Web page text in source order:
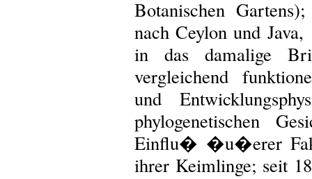
Botanischen
nach Ceylon und
in das damalige
vergleichend
und
phylogenetischen
Einflu� �u�erer
ihrer Keimlinge; seit